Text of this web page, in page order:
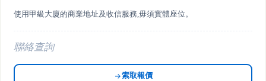
使用甲級大廈的商業地址及收信服務,毋須實體座位。
聯絡查詢
索取報價